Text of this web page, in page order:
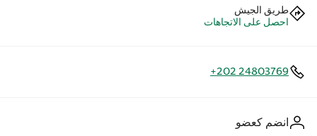
طريق الجيش
احصل على الاتجاهات
+202 24803769
انضم كعضو